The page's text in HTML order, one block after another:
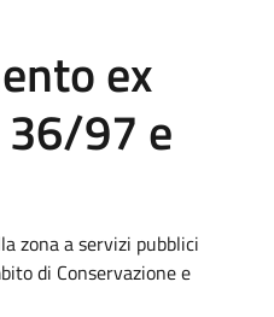
ex
36/97 e
zona a servizi pubblici
di Conservazione e